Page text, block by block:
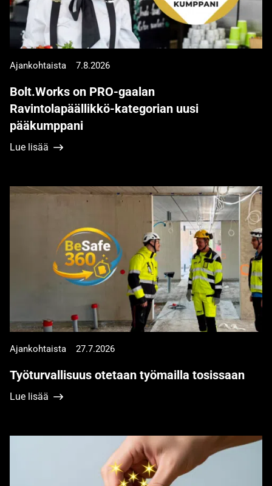
Ajankohtaista 7.8.2026
Bolt.Works on PRO-gaalan
Ravintolapäällikkö-kategorian uusi
pääkumppani
Lue lisää
Ajankohtaista 27.7.2026
Työturvallisuus otetaan työmailla tosissaan
Lue lisää